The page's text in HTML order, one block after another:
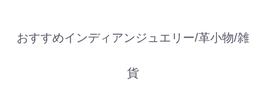
おすすめインディアンジュエリー/革小物/雑
貨